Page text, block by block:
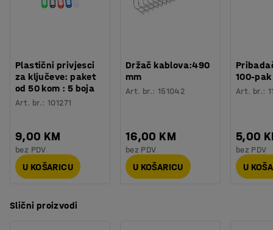
Plastični privjesci
za ključeve: paket
od 50 kom : 5 boja
Art. br.:101271
9,00 KM
bez PDV
U KOŠARICU
Držač kablova:490
mm
Art. br.: 151042
16,00 KM
bez PDV
U KOŠARICU
100-pak
Art. br.:
5,00
bez PDV
U
Slični proizvodi